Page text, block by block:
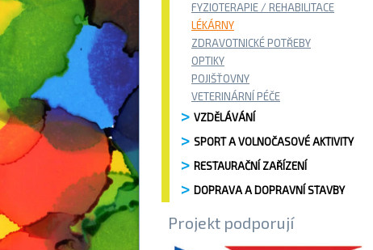
FYZIOTERAPIE / REHABILITACE
LÉKÁRNY
ZDRAVOTNICKÉ POTŘEBY
OPTIKY
POJIŠŤOVNY
VETERINÁRNÍ PÉČE
VZDĚLÁVÁNÍ
SPORT A VOLNOČASOVÉ AKTIVITY
RESTAURAČNÍ ZAŘÍZENÍ
DOPRAVA A DOPRAVNÍ STAVBY
Projekt podporují